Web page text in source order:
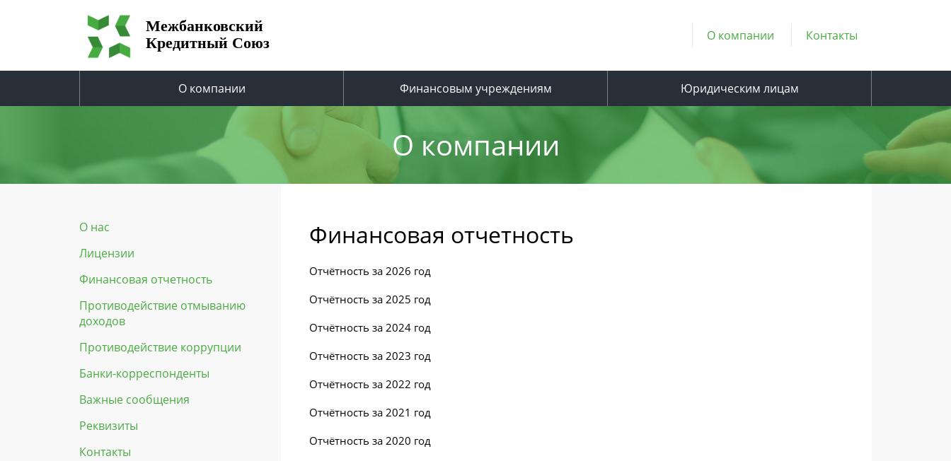
Межбанковский
Кредитный Союз
О компании Контакты
О компании Финансовым учреждениям Юридическим лицам
О компании
О нас
Лицензии
Финансовая отчетность
Противодействие отмыванию
доходов
Противодействие коррупции
Банки-корреспонденты
Важные сообщения
Реквизиты
Контакты
Финансовая отчетность
Отчётность за 2026 год
Отчётность за 2025 год
Отчётность за 2024 год
Отчётность за 2023 год
Отчётность за 2022 год
Отчётность за 2021 год
Отчётность за 2020 год